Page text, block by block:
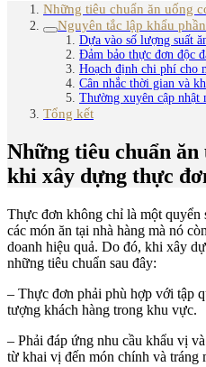
Những tiêu chuẩn ăn uống
Nguyên tắc lập khẩu
Dựa vào số lượng suất
Đảm bảo thực đơn độc
Hoạch định chi phí cho
Cân nhắc thời gian và
Thường xuyên cập nhật
Tổng kết
Những tiêu chuẩn ăn
khi xây dựng thực
Thực đơn không chỉ là một quyển
các món ăn tại nhà hàng mà nó
doanh hiệu quả. Do đó, khi xây
những tiêu chuẩn sau đây:
– Thực đơn phải phù hợp với tập
tượng khách hàng trong khu vực.
– Phải đáp ứng nhu cầu khẩu vị
từ khai vị đến món chính và tráng